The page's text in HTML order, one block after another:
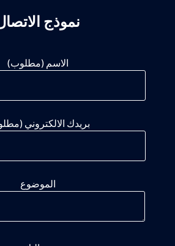
نموذج
الاسم (مطلوب)
بريدك الالكتروني
الموضوع